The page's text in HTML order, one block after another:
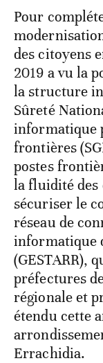
Pour
des citoyens
2019 a vu la
la structure
Sûreté
informatique
frontières
postes
la fluidité des
sécuriser le
réseau de
informatique
(GESTARR),
préfectures
régionale et
étendu cette
Errachidia.